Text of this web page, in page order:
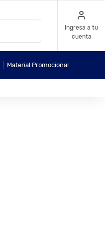
Ingresa a tu
cuenta
Material Promocional